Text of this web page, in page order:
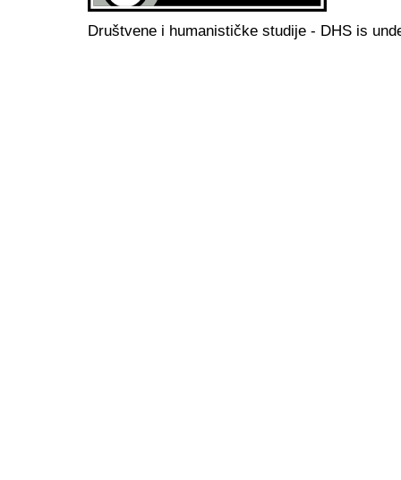
Društvene i humanističke studije - DHS is